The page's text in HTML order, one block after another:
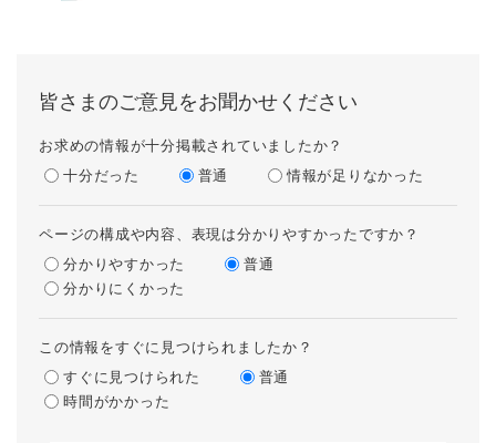
皆さまのご意見をお聞かせください
お求めの情報が十分掲載されていましたか？
十分だった
普通 情報が足りなかった
ページの構成や内容、表現は分かりやすかったですか？
分かりやすかった
普通
分かりにくかった
この情報をすぐに見つけられましたか？
すぐに見つけられた
普通
時間がかかった